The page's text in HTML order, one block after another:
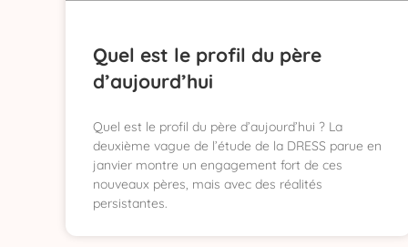
Quel est le profil du père
d’aujourd’hui
Quel est le profil du père d’aujourd’hui ? La
deuxième vague de l’étude de la DRESS parue en
janvier montre un engagement fort de ces
nouveaux pères, mais avec des réalités
persistantes.